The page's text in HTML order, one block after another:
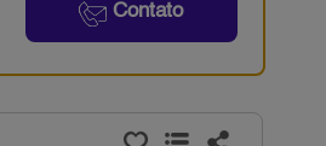
Contato